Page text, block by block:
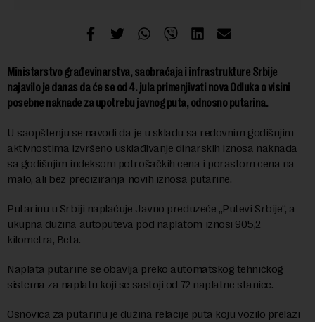
Ministarstvo građevinarstva, saobraćaja i infrastrukture Srbije
najavilo je danas da će se od 4. jula primenjivati nova Odluka o visini
posebne naknade za upotrebu javnog puta, odnosno putarina.
U saopštenju se navodi da je u skladu sa redovnim godišnjim
aktivnostima izvršeno usklađivanje dinarskih iznosa naknada
sa godišnjim indeksom potrošačkih cena i porastom cena na
malo, ali bez preciziranja novih iznosa putarine.
Putarinu u Srbiji naplaćuje Javno preduzeće „Putevi Srbije“, a
ukupna dužina autoputeva pod naplatom iznosi 905,2
kilometra, Beta.
Naplata putarine se obavlja preko automatskog tehničkog
sistema za naplatu koji se sastoji od 72 naplatne stanice.
Osnovica za putarinu je dužina relacije puta koju vozilo prelazi